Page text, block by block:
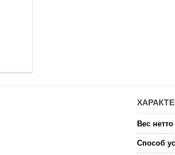
Вес нетто
Способ